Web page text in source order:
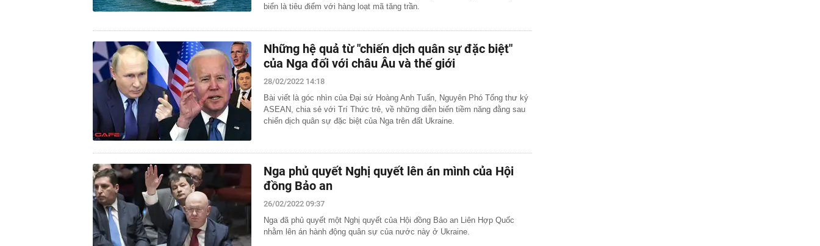
biển là tiêu điểm với hàng loạt mã tăng trần.
Những hệ quả từ "chiến dịch quân sự đặc biệt"
của Nga đối với châu Âu và thế giới
28/02/2022 14:18
Bài viết là góc nhìn của Đại sứ Hoàng Anh Tuấn, Nguyên Phó Tổng thư ký
ASEAN, chia sẻ với Trí Thức trẻ, về những diễn biến tiềm năng đằng sau
chiến dịch quân sự đặc biệt của Nga trên đất Ukraine.
Nga phủ quyết Nghị quyết lên án mình của Hội
đồng Bảo an
26/02/2022 09:37
Nga đã phủ quyết một Nghị quyết của Hội đồng Bảo an Liên Hợp Quốc
nhằm lên án hành động quân sự của nước này ở Ukraine.